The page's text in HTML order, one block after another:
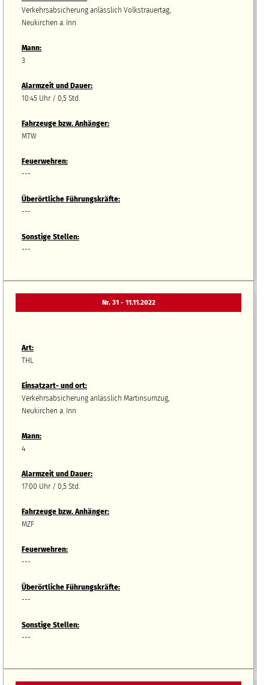
Verkehrsabsicherung anlässlich Volkstrauertag,
Neukirchen a. Inn
Mann:
3
Alarmzeit und Dauer:
10:45 Uhr / 0,5 Std.
Fahrzeuge bzw.Anhänger:
MTW
Feuerwehren:
---
Überörtliche Führungskräfte:
---
Sonstige Stellen:
---
Nr. 31 - 11.11.2022
Art:
THL
Einsatzart- und ort:
Verkehrsabsicherung anlässlich Martinsumzug,
Neukirchen a. Inn
Mann:
4
Alarmzeit und Dauer:
17:00 Uhr / 0,5 Std.
Fahrzeuge bzw.Anhänger:
MZF
Feuerwehren:
---
Überörtliche Führungskräfte:
---
Sonstige Stellen:
---